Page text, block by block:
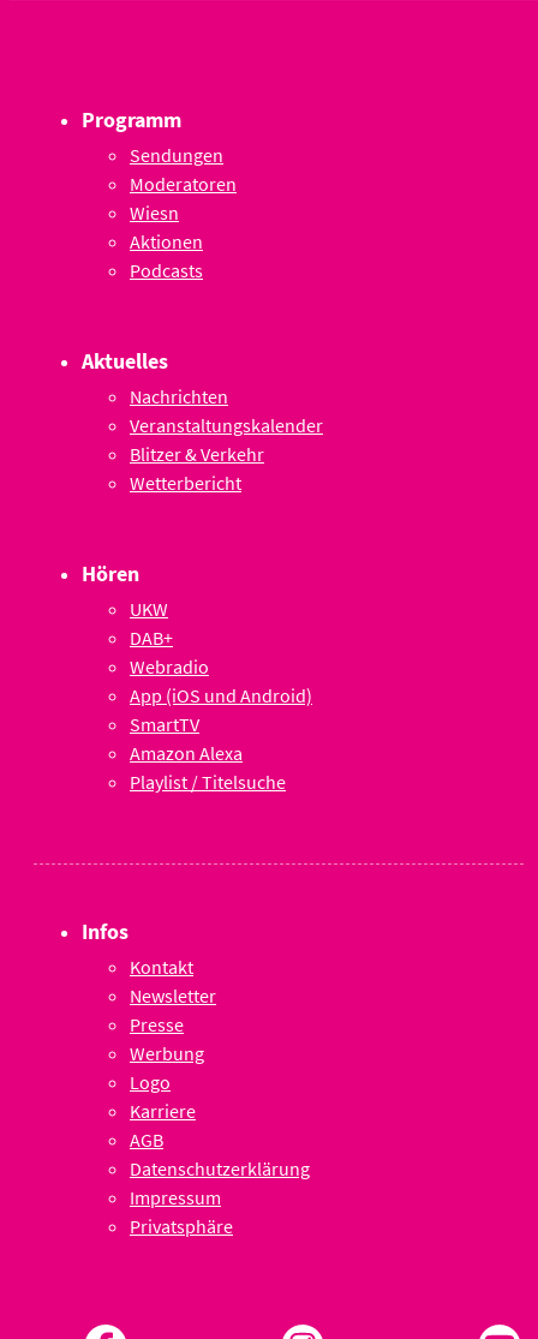
Programm
Sendungen
Moderatoren
Wiesn
Aktionen
Podcasts
Aktuelles
Nachrichten
Veranstaltungskalender
Blitzer & Verkehr
Wetterbericht
Hören
UKW
DAB+
Webradio
App (iOS und Android)
SmartTV
Amazon Alexa
Playlist / Titelsuche
Infos
Kontakt
Newsletter
Presse
Werbung
Logo
Karriere
AGB
Datenschutzerklärung
Impressum
Privatsphäre